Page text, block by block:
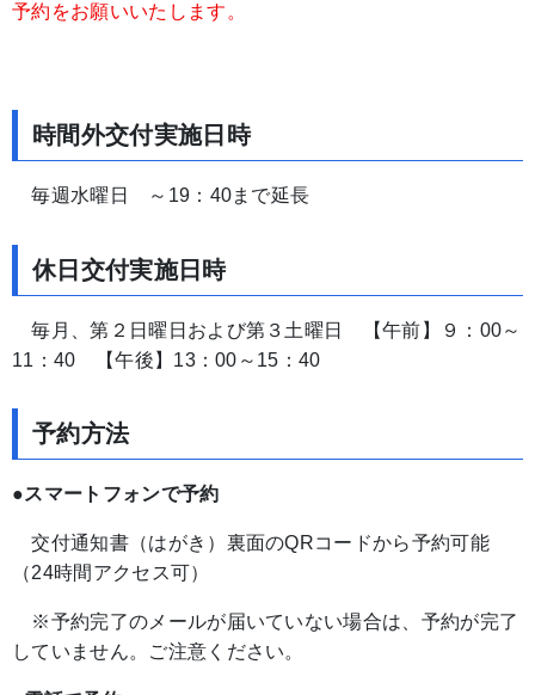
予約をお願いいたします。
時間外交付実施日時
毎週水曜日 ～19：40まで延長
休日交付実施日時
毎月、第２日曜日および第３土曜日
【午前】９：00～
11：40 【午後】13：00～15：40
予約方法
●スマートフォンで予約
交付通知書（はがき）裏面のQRコードから予約可能
（24時間アクセス可）
※予約完了のメールが届いていない場合は、予約が完了
していません。ご注意ください。